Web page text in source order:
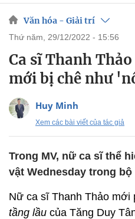
Văn hóa - Giải trí
thứ năm, 29/12/2022 - 15:56
Ca sĩ Thanh
mới bị chê như
Huy Minh
Xem các bài viết của tác giả
Trong MV, nữ ca sĩ thể
vật Wednesday trong
Nữ ca sĩ Thanh Thảo mới
tầng lầu của Tăng Duy